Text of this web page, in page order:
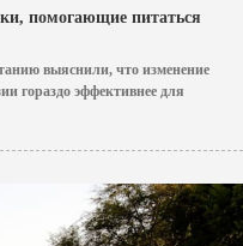
помогающие питаться
выяснили, что изменение
гораздо эффективнее для